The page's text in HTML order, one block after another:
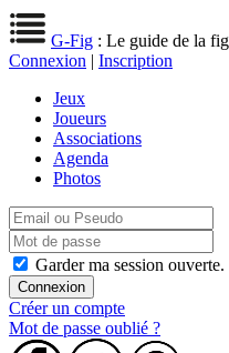
G-Fig : Le guide de la
Connexion | Inscription
Jeux
Joueurs
Associations
Agenda
Photos
Garder ma session ouverte.
Créer un compte
Mot de passe oublié ?